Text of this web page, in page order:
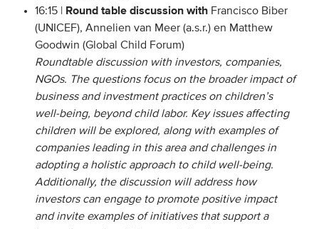
16:15 |
Round table discussion with Francisco Biber
(UNICEF), Annelien van Meer (a.s.r.) en Matthew
Goodwin (Global Child Forum)
Roundtable discussion with investors, companies,
NGOs. The questions focus on the broader impact of
business and investment practices on children’s
well-being, beyond childlabor. Key issues affecting
children will be explored, along with examples of
companies leading in this area and challenges in
adopting a holistic approach to child well-being.
Additionally, the discussion will address how
investors can engage to promote positive impact
and invite examples of initiatives that support a